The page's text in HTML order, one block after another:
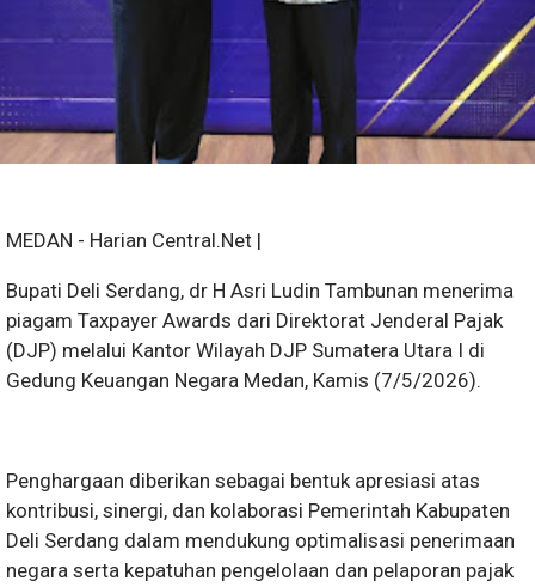
MEDAN - Harian Central.Net |
Bupati Deli Serdang, dr H Asri Ludin Tambunan menerima
piagam Taxpayer Awards dari Direktorat Jenderal Pajak
(DJP) melalui Kantor Wilayah DJP Sumatera Utara I di
Gedung Keuangan Negara Medan, Kamis (7/5/2026).
Penghargaan diberikan sebagai bentuk apresiasi atas
kontribusi, sinergi, dan kolaborasi Pemerintah Kabupaten
Deli Serdang dalam mendukung optimalisasi penerimaan
negara serta kepatuhan pengelolaan dan pelaporan pajak